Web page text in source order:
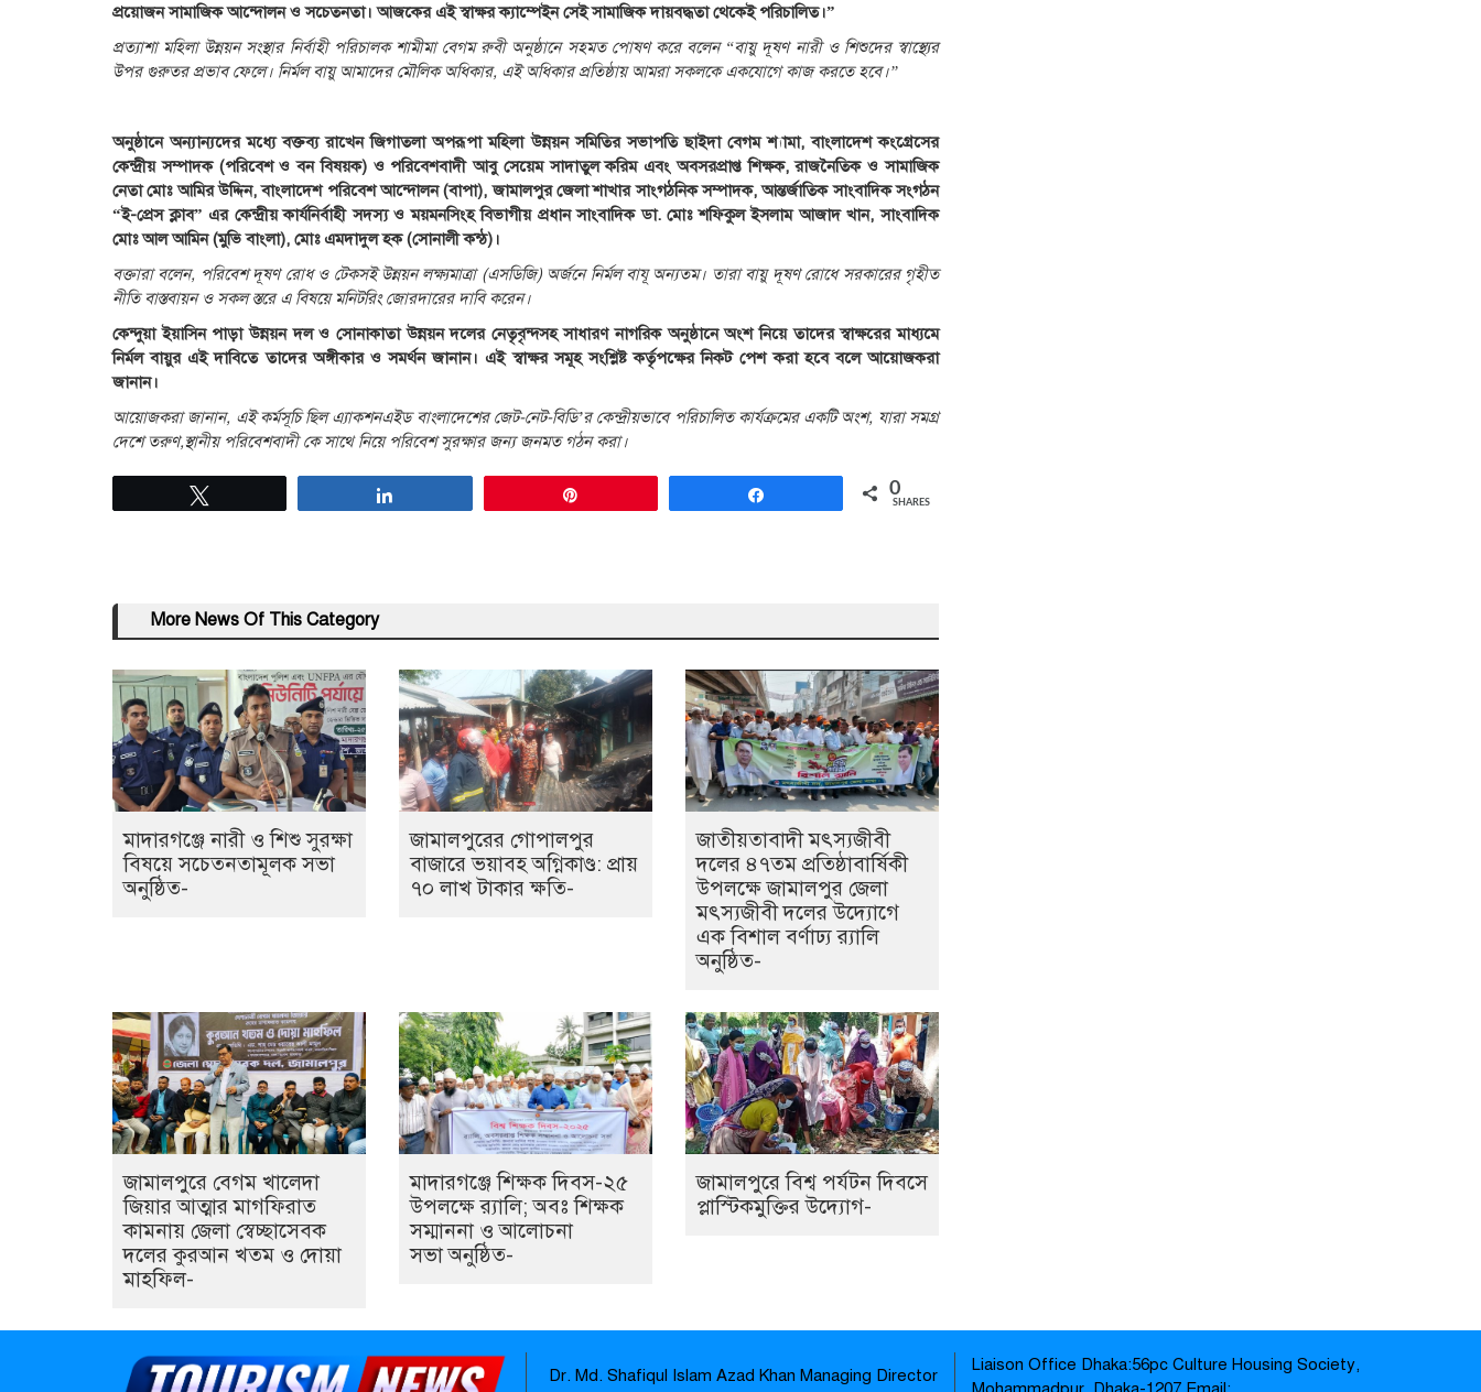
প্রয়োজন সামাজিক আন্দোলন ও সচেতনতা। আজকের এই স্বাক্ষর ক্যাম্পেইন সেই সামাজিক দায়বদ্ধতা থেকেই পরিচালিত।”
প্রত্যাশা মহিলা উন্নয়ন সংস্থার নির্বাহী পরিচালক শামীমা বেগম রুবী অনুষ্ঠানে সহমত পোষণ করে বলেন “বায়ু দূষণ নারী ও শিশুদের স্বাস্থ্যের
উপর গুরুতর প্রভাব ফেলে। নির্মল বায়ু আমাদের মৌলিক অধিকার, এই অধিকার প্রতিষ্ঠায় আমরা সকলকে একযোগে কাজ করতে হবে।”
অনুষ্ঠানে অন্যান্যদের মধ্যে বক্তব্য রাখেন জিগাতলা অপরূপা মহিলা উন্নয়ন সমিতির সভাপতি ছাইদা বেগম শ্যামা, বাংলাদেশ কংগ্রেসের
কেন্দ্রীয় সম্পাদক (পরিবেশ ও বন বিষয়ক) ও পরিবেশবাদী আবু সেয়েম সাদাতুল করিম এবং অবসরপ্রাপ্ত শিক্ষক, রাজনৈতিক ও সামাজিক
নেতা মোঃ আমির উদ্দিন, বাংলাদেশ পরিবেশ আন্দোলন (বাপা), জামালপুর জেলা শাখার সাংগঠনিক সম্পাদক, আন্তর্জাতিক সাংবাদিক সংগঠন
“ই-প্রেস ক্লাব” এর কেন্দ্রীয় কার্যনির্বাহী সদস্য ও ময়মনসিংহ বিভাগীয় প্রধান সাংবাদিক ডা. মোঃ শফিকুল ইসলাম আজাদ খান, সাংবাদিক
মোঃ আল আমিন (মুভি বাংলা), মোঃ এমদাদুল হক (সোনালী কন্ঠ)।
বক্তারা বলেন, পরিবেশ দূষণ রোধ ও টেকসই উন্নয়ন লক্ষ্যমাত্রা (এসডিজি) অর্জনে নির্মল বাযূ অন্যতম। তারা বায়ু দূষণ রোধে সরকারের গৃহীত
নীতি বাস্তবায়ন ও সকল স্তরে এ বিষয়ে মনিটরিং জোরদারের দাবি করেন।
কেন্দুয়া ইয়াসিন পাড়া উন্নয়ন দল ও সোনাকাতা উন্নয়ন দলের নেতৃবৃন্দসহ সাধারণ নাগরিক অনুষ্ঠানে অংশ নিয়ে তাদের স্বাক্ষরের মাধ্যমে
নির্মল বায়ুর এই দাবিতে তাদের অঙ্গীকার ও সমর্থন জানান। এই স্বাক্ষর সমূহ সংশ্লিষ্ট কর্তৃপক্ষের নিকট পেশ করা হবে বলে আয়োজকরা
জানান।
আয়োজকরা জানান, এই কর্মসূচি ছিল এ্যাকশনএইড বাংলাদেশের জেট-নেট-বিডি’র কেন্দ্রীয়ভাবে পরিচালিত কার্যক্রমের একটি অংশ, যারা সমগ্র
দেশে তরুণ,স্থানীয় পরিবেশবাদী কে সাথে নিয়ে পরিবেশ সুরক্ষার জন্য জনমত গঠন করা।
0
SHARES
More News Of This Category
মাদারগঞ্জে নারী ও শিশু সুরক্ষা
বিষয়ে সচেতনতামূলক সভা
অনুষ্ঠিত-
জামালপুরের গোপালপুর
বাজারে ভয়াবহ অগ্নিকাণ্ড: প্রায়
৭০ লাখ টাকার ক্ষতি-
জাতীয়তাবাদী মৎস্যজীবী
দলের ৪৭তম প্রতিষ্ঠাবার্ষিকী
উপলক্ষে জামালপুর জেলা
মৎস্যজীবী দলের উদ্যোগে
এক বিশাল বর্ণাঢ্য র‍্যালি
অনুষ্ঠিত-
জামালপুরে বেগম খালেদা
জিয়ার আত্মার মাগফিরাত
কামনায় জেলা স্বেচ্ছাসেবক
দলের কুরআন খতম ও দোয়া
মাহফিল-
মাদারগঞ্জে শিক্ষক দিবস-২৫
উপলক্ষে র‍্যালি; অবঃ শিক্ষক
সম্মাননা ও আলোচনা
সভা অনুষ্ঠিত-
জামালপুরে বিশ্ব পর্যটন দিবসে
প্লাস্টিকমুক্তির উদ্যোগ-
Dr. Md. Shafiqul Islam Azad Khan Managing Director
Liaison Office Dhaka:56pc Culture Housing Society,